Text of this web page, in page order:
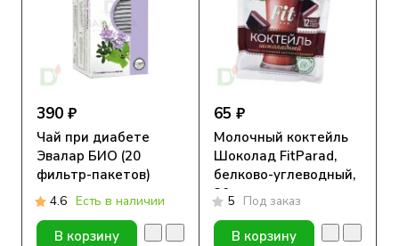
390 ₽
Чай при диабете
Эвалар БИО (20
фильтр-пакетов)
4.6 Есть в наличии
В корзину
65 ₽
Молочный коктейль
Шоколад FitParad,
белково-углеводный,
30г
5 Под заказ
В корзину